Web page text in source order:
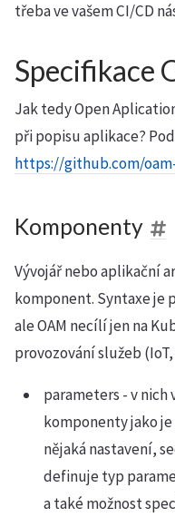
třeba ve vašem CI/CD
Specifikace
Jak tedy Open
při popisu aplikace?
https://github.com/
Komponenty
Vývojář nebo aplikační
komponent. Syntaxe je
ale OAM necílí jen na
provozování služeb
parameters - v
komponenty jako
nějaká nastavení,
definuje typ
a také možnost